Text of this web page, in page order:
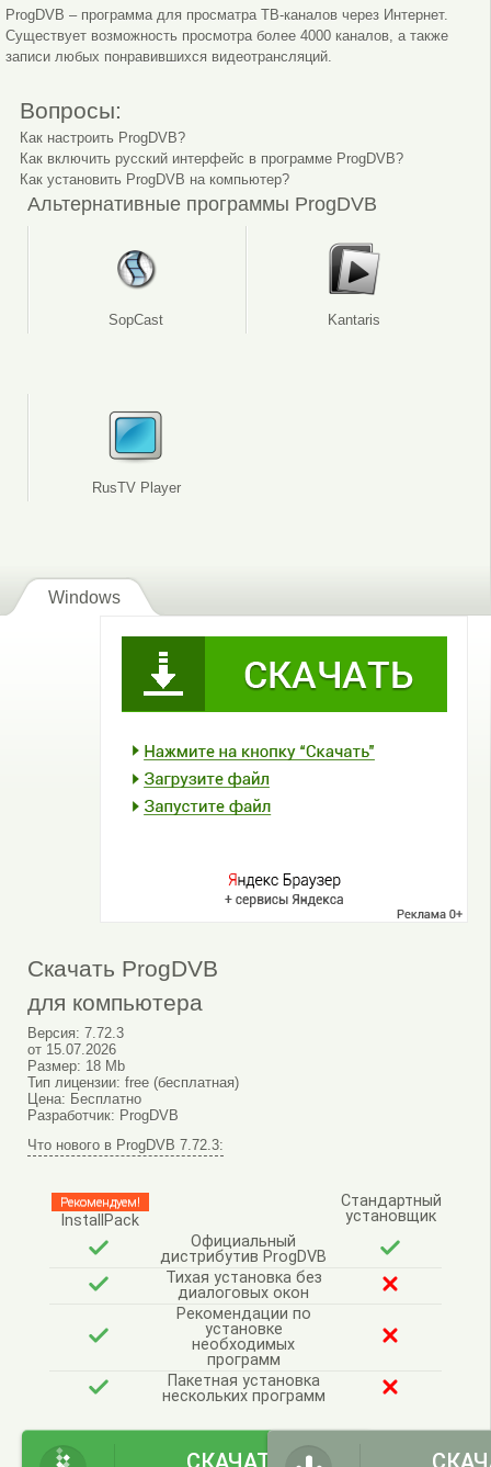
ProgDVB – программа для просматра ТВ-каналов через Интернет.
Существует возможность просмотра более 4000 каналов, а также
записи любых понравившихся видеотрансляций.
Вопросы:
Как настроить ProgDVB?
Как включить русский интерфейс в программе ProgDVB?
Как установить ProgDVB на компьютер?
Альтернативные программы ProgDVB
SopCast Kantaris
RusTV Player
Windows
Скачать ProgDVB
для компьютера
Версия: 7.72.3
от 15.07.2026
Размер: 18 Mb
Тип лицензии: free (бесплатная)
Цена: Бесплатно
Разработчик: ProgDVB
Что нового в ProgDVB 7.72.3:
Рекомендуем!
InstallPack
Стандартный
установщик
Официальный
дистрибутив ProgDVB
Тихая установка без
диалоговых окон
Рекомендации по
установке
необходимых
программ
Пакетная установка
нескольких программ
СКАЧАТЬ